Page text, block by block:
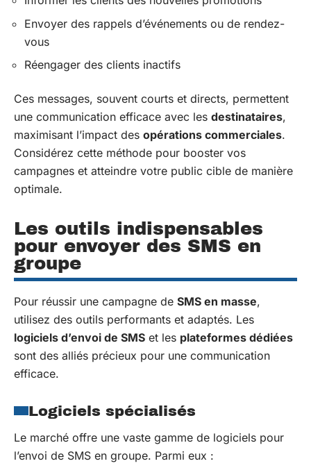
Envoyer des rappels d’événements ou de rendez-
vous
Réengager des clients inactifs
Ces messages, souvent courts et directs, permettent
une communication efficace avec les destinataires,
maximisant l’impact des opérations commerciales.
Considérez cette méthode pour booster vos
campagnes et atteindre votre public cible de manière
optimale.
Les outils indispensables
pour envoyer des SMS en
groupe
Pour réussir une campagne de SMS en masse,
utilisez des outils performants et adaptés. Les
logiciels d’envoi de SMS et les plateformes dédiées
sont des alliés précieux pour une communication
efficace.
Logiciels spécialisés
Le marché offre une vaste gamme de logiciels pour
l’envoi de SMS en groupe. Parmi eux :